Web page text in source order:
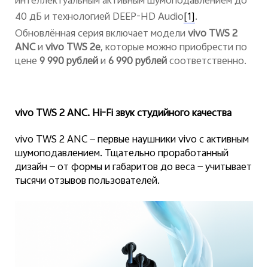
40 дБ и технологией DEEP-HD Audio[1].
Обновлённая серия включает моделиvivoTWS 2
ANCиvivoTWS 2e, которые можно приобрести по
цене9 990 рублейи6 990 рублейсоответственно.
vivo TWS 2 ANC.Hi-Fiзвук студийного качества
vivoTWS 2 ANC — первые наушники vivo с активным
шумоподавлением. Тщательно проработанный
дизайн — от формы и габаритов до веса — учитывает
тысячи отзывов пользователей.